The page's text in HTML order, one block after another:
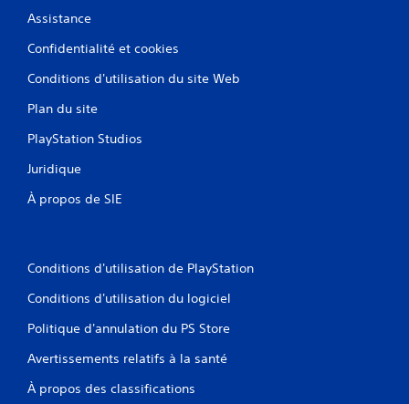
Assistance
Confidentialité et cookies
Conditions d'utilisation du site Web
Plan du site
PlayStation Studios
Juridique
À propos de SIE
Conditions d'utilisation de PlayStation
Conditions d'utilisation du logiciel
Politique d'annulation du PS Store
Avertissements relatifs à la santé
À propos des classifications